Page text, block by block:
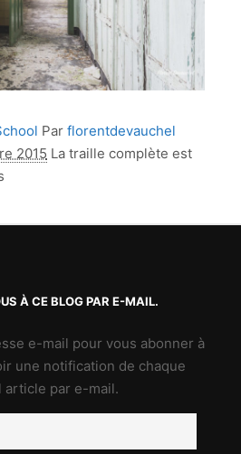
Par florentdevauchel
2015 La traille complète est
À CE BLOG PAR E-MAIL.
e-mail pour vous abonner à
une notification de chaque
article par e-mail.